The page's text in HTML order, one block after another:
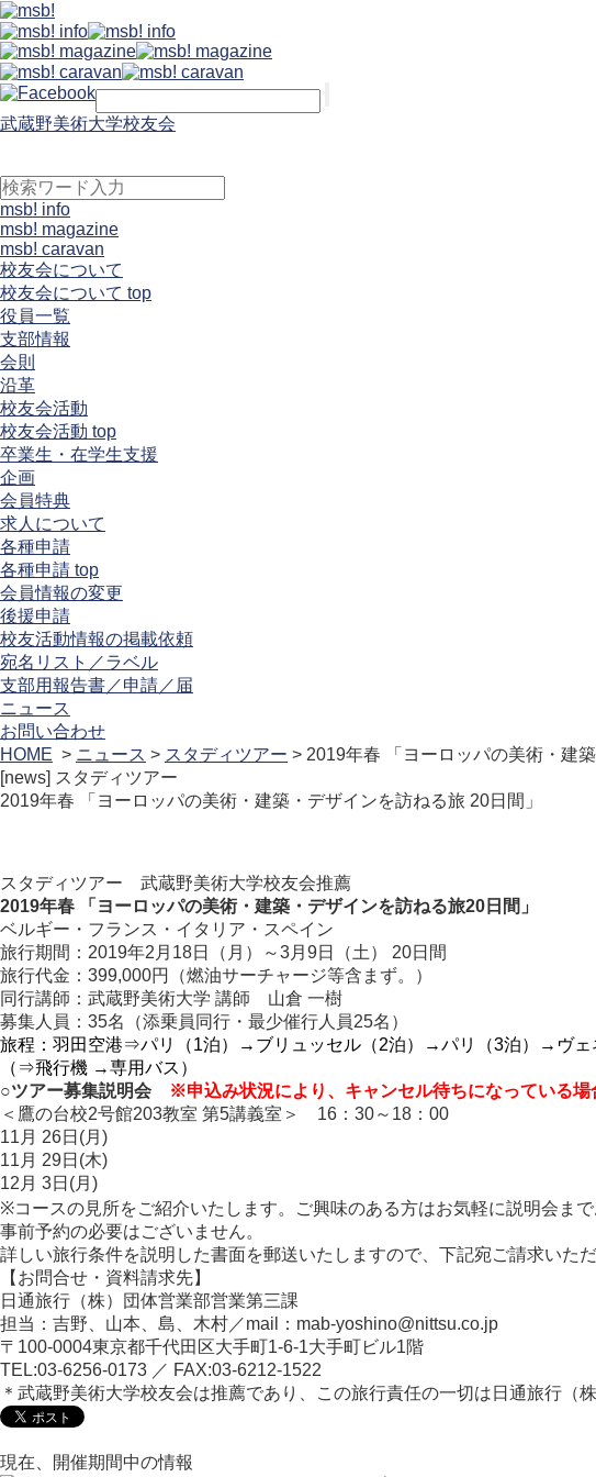
武蔵野美術大学校友会
msb! info
msb! magazine
msb! caravan
校友会について
校友会について top
役員一覧
支部情報
会則
沿革
校友会活動
校友会活動 top
卒業生・在学生支援
企画
会員特典
求人について
各種申請
各種申請 top
会員情報の変更
後援申請
校友活動情報の掲載依頼
宛名リスト／ラベル
支部用報告書／申請／届
ニュース
お問い合わせ
HOME > ニュース > スタディツアー > 2019年春 「ヨーロッパの美術・建
[news] スタディツアー
2019年春 「ヨーロッパの美術・建築・デザインを訪ねる旅 20日間」
スタディツアー 武蔵野美術大学校友会推薦
2019年春 「ヨーロッパの美術・建築・デザインを訪ねる旅20日間」
ベルギー・フランス・イタリア・スペイン
旅行期間：2019年2月18日（月）～3月9日（土） 20日間
旅行代金：399,000円（燃油サーチャージ等含まず。）
同行講師：武蔵野美術大学 講師 山倉 一樹
募集人員：35名（添乗員同行・最少催行人員25名）
旅程： 羽田空港⇒パリ（1泊）→ブリュッセル（2泊）→パリ（3泊）→ヴ
（⇒飛行機 →専用バス）
○ツアー募集説明会
※申込み状況により、キャンセル待ちになっている場
＜鷹の台校2号館203教室 第5講義室＞ 16：30～18：00
11月 26日(月)
11月 29日(木)
12月 3日(月)
※コースの見所をご紹介いたします。ご興味のある方はお気軽に説明会まで
事前予約の必要はございません。
詳しい旅行条件を説明した書面を郵送いたしますので、下記宛ご請求いた
【お問合せ・資料請求先】
日通旅行（株）団体営業部営業第三課
担当：吉野、山本、島、木村／mail：mab-yoshino@nittsu.co.jp
〒100-0004東京都千代田区大手町1-6-1大手町ビル1階
TEL:03-6256-0173 ／ FAX:03-6212-1522
＊武蔵野美術大学校友会は推薦であり、この旅行責任の一切は日通旅行（株
現在、開催期間中の情報